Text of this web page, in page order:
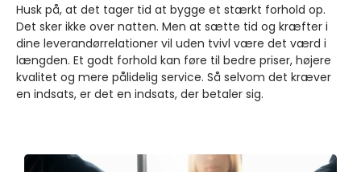
Husk på, at det tager tid at bygge et stærkt forhold op.
Det sker ikke over natten. Men at sætte tid og kræfter i
dine leverandørrelationer vil uden tvivl være det værd i
længden. Et godt forhold kan føre til bedre priser, højere
kvalitet og mere pålidelig service. Så selvom det kræver
en indsats, er det en indsats, der betaler sig.